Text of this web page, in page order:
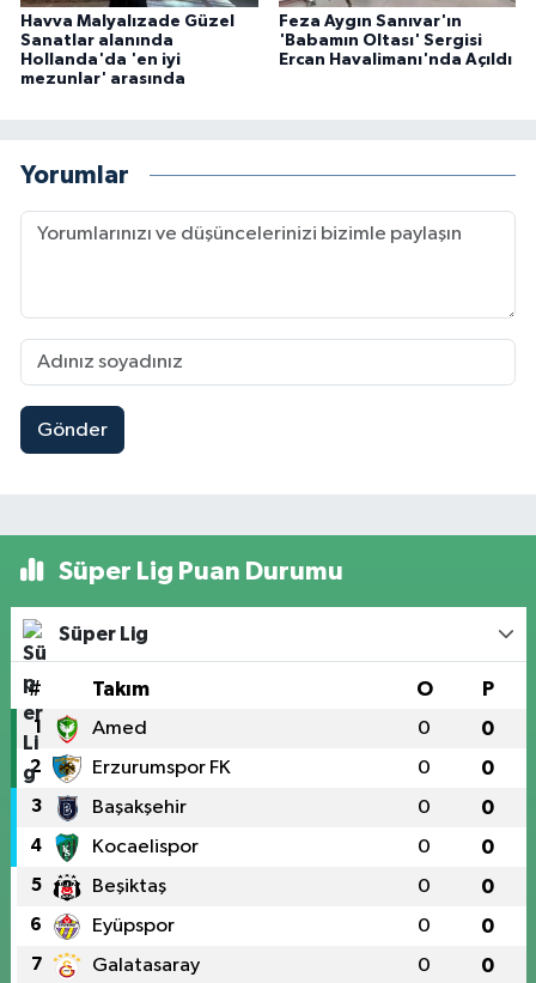
Havva Malyalızade Güzel
Sanatlar alanında
Hollanda'da 'en iyi
mezunlar' arasında
Feza Aygın Sanıvar'ın
'Babamın Oltası' Sergisi
Ercan Havalimanı'nda Açıldı
Yorumlar
Gönder
Süper Lig Puan Durumu
Süper Lig
# Takım O P
1 Amed 0 0
2 Erzurumspor FK 0 0
3 Başakşehir 0 0
4 Kocaelispor 0 0
5 Beşiktaş 0 0
6 Eyüpspor 0 0
7 Galatasaray 0 0